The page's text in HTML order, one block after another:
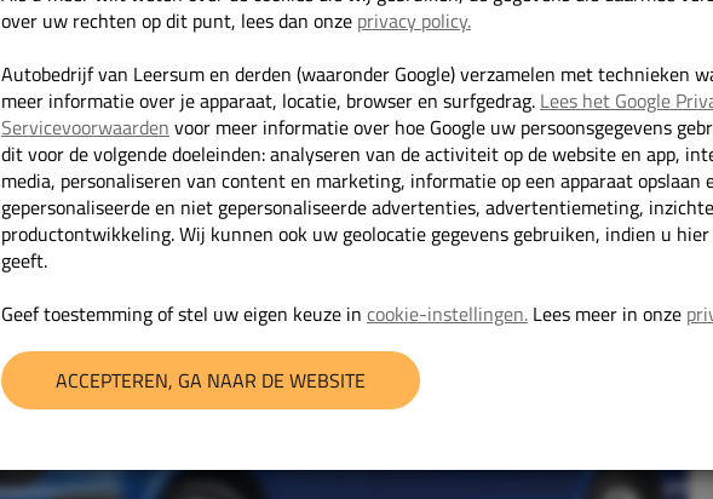
over uw rechten op dit punt, lees dan onze privacy policy.
Autobedrijf van Leersum en derden (waaronder Google) verzamelen met technieken
meer informatie over je apparaat, locatie, browser en surfgedrag. Lees het Google
Servicevoorwaarden voor meer informatie over hoe Google uw persoonsgegevens
dit voor de volgende doeleinden: analyseren van de activiteit op de website en app,
media, personaliseren van content en marketing, informatie op een apparaat opslaan
gepersonaliseerde en niet gepersonaliseerde advertenties, advertentiemeting,
productontwikkeling. Wij kunnen ook uw geolocatie gegevens gebruiken, indien u
geeft.
Geef toestemming of stel uw eigen keuze in cookie-instellingen. Lees meer in onze
ACCEPTEREN, GA NAAR DE WEBSITE